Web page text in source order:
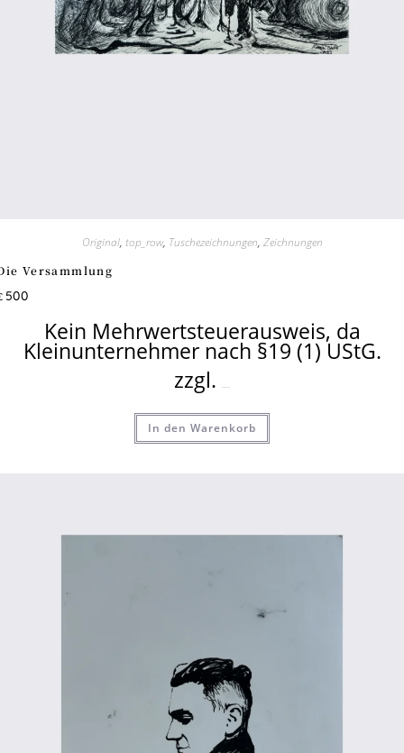
Original, top_row, Tuschezeichnungen, Zeichnungen
Versammlung
500
Kein Mehrwertsteuerausweis, da
Kleinunternehmer nach §19 (1) UStG.
zzgl.
In den Warenkorb